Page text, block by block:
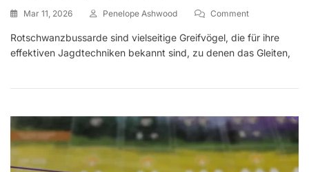
Mar 11, 2026 Penelope Ashwood CommentOn
Jagdtechniken,
Lebensraum,
Rotschwanzbussarde sind vielseitige Greifvögel, die für ihre
effektiven Jagdtechniken bekannt sind, zu denen das Gleiten,